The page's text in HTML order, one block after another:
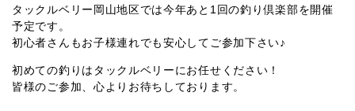
タックルベリー岡山地区では今年あと1回の釣り倶楽部を開催
予定です。
初心者さんもお子様連れでも安心してご参加下さい♪
初めての釣りはタックルベリーにお任せください！
皆様のご参加、心よりお待ちしております。